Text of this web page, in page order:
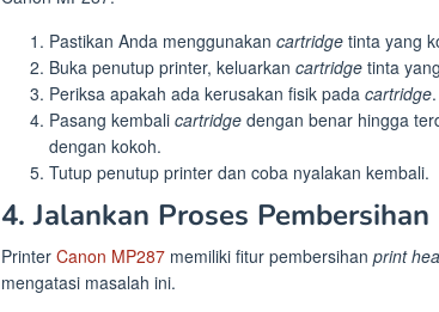
Pastikan Anda menggunakan cartridge tinta yang
Buka penutup printer, keluarkan cartridge tinta
Periksa apakah ada kerusakan fisik pada cartridge.
Pasang kembali cartridge dengan benar hingga
dengan kokoh.
Tutup penutup printer dan coba nyalakan kembali.
4. Jalankan Proses Pembersihan
Printer Canon MP287 memiliki fitur pembersihan print
mengatasi masalah ini.